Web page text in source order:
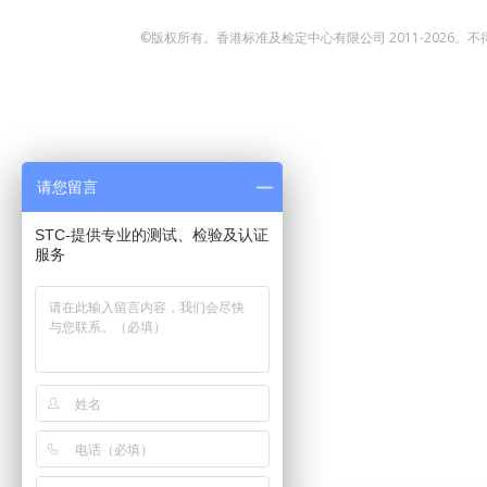
©版权所有。香港标准及检定中心有限公司 2011-2026。不
请您留言
STC-提供专业的测试、检验及认证
服务